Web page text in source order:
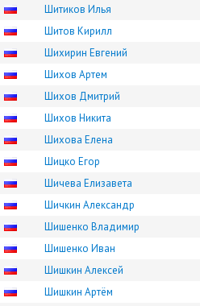
Шитиков Илья
Шитов Кирилл
Шихирин Евгений
Шихов Артем
Шихов Дмитрий
Шихов Никита
Шихова Елена
Шицко Егор
Шичева Елизавета
Шичкин Александр
Шишенко Владимир
Шишенко Иван
Шишкин Алексей
Шишкин Артём